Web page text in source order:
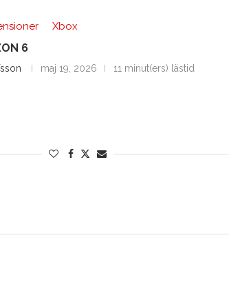
Xbox
6
maj 19, 2026 11 minut(ers) lästid